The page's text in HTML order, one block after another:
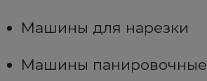
Машины для нарезки
Машины панировочные